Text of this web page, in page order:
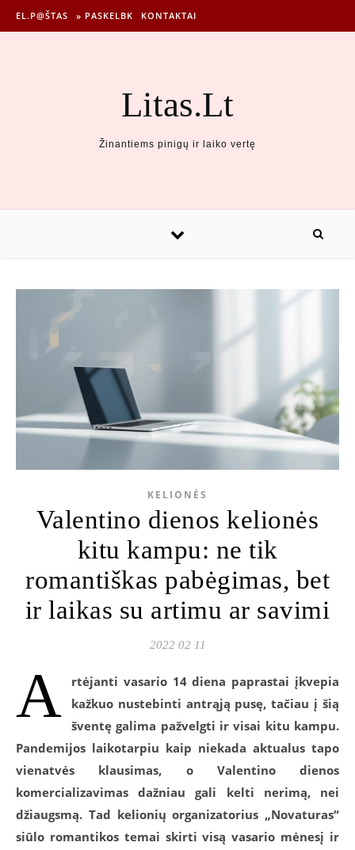
EL.P@ŠTAS » PASKELBK KONTAKTAI
Litas.Lt
Žinantiems pinigų ir laiko vertę
KELIONĖS
Valentino dienos kelionės
kitu kampu: ne tik
romantiškas pabėgimas, bet
ir laikas su artimu ar savimi
2022 02 11
A
rtėjanti vasario 14 diena paprastai įkvepia
kažkuo nustebinti antrąją pusę, tačiau į šią
šventę galima pažvelgti ir visai kitu kampu.
Pandemijos laikotarpiu kaip niekada aktualus tapo
vienatvės klausimas, o Valentino dienos
komercializavimas dažniau gali kelti nerimą, nei
džiaugsmą. Tad kelionių organizatorius „Novaturas“
siūlo romantikos temai skirti visą vasario mėnesį ir